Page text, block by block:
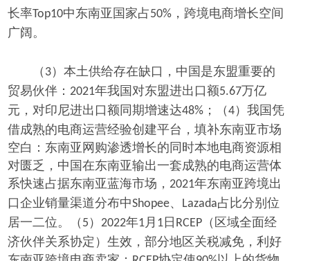
长率Top10中东南亚国家占50% ，跨境电商增长空间
广阔。
（ 3）本土供给存在缺口，中国是东盟重要的
贸易伙伴： 2021年我国对东盟进出口额5.67万亿
元，对印尼进出口额同期增速达48% ；（4）我国凭
借成熟的电商运营经验创建平台，填补东南亚市场
空白：东南亚网购渗透增长的同时本地电商资源相
对匮乏，中国在东南亚输出一套成熟的电商运营体
系快速占据东南亚蓝海市场， 2021年东南亚跨境出
口企业销量渠道分布中Shopee、 Lazada占比分别位
居一二位。（ 5 ） 2022年1 月 1日 RCEP （区域全面经
济伙伴关系协定）生效，部分地区关税减免，利好